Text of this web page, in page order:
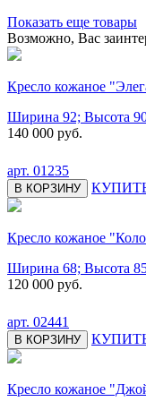
Показать еще товары
Возможно, Вас
Кресло кожаное
Ширина 92; Высота
140 000 руб.
арт. 01235
В КОРЗИНУ
Кресло кожаное
Ширина 68; Высота
120 000 руб.
арт. 02441
В КОРЗИНУ
Кресло кожаное